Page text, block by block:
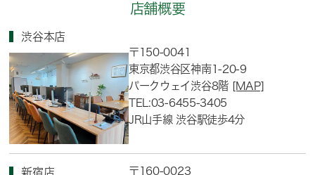
店舗概要
渋谷本店
〒150-0041
東京都渋谷区神南1-20-9
パークウェイ渋谷8階 [MAP]
TEL:03-6455-3405
JR山手線 渋谷駅徒歩4分
新宿店
〒160-0023